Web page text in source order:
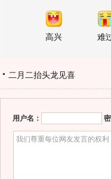
高兴 难
二月二抬头龙见喜
用户名：